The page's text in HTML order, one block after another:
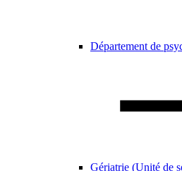
Département de
Gériatrie (Unité de